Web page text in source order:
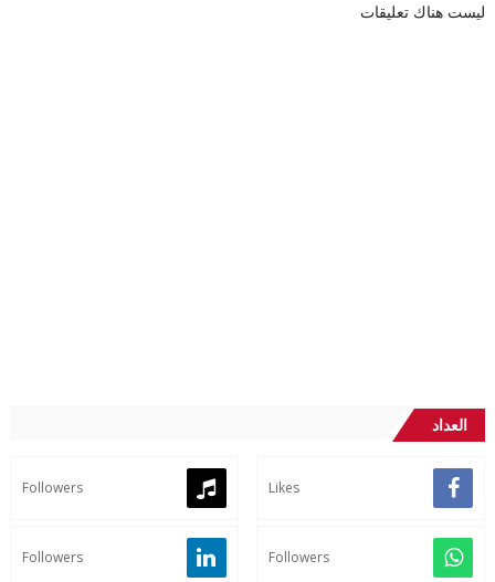
ليست هناك تعليقات
العداد
Likes
Followers
Followers
Followers